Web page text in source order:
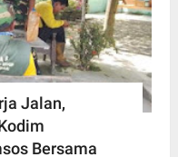
Jalan,
Bersama